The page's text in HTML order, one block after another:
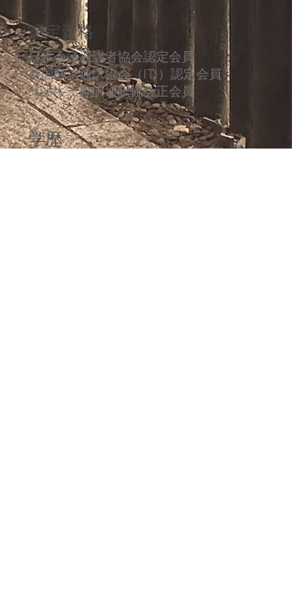
認定資格
日本会議通訳者協会認定会員
英国翻訳通訳協会（ITI）認定会員
ベルギー翻訳通訳協会正会員
学歴